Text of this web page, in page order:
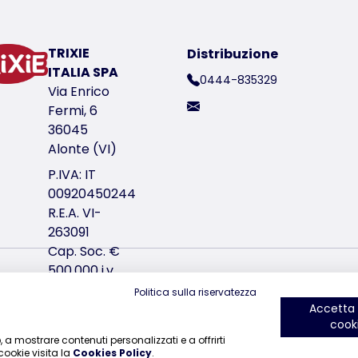
del prodotto 31296
complementare per animali</td></tr></table> </td></
(incl. 2 % prezzemolo), ortaggi, glicole propilenico
TRIXIE
ITALIA SPA
Via Enrico
Fermi, 6
36045
Alonte (VI)
P.IVA: IT
00920450244
R.E.A. VI-
263091
Cap. Soc. €
500.000 i.v.
Distribuzione
0444-835329
ci trovi su Instagramci trovi su Facebookci trovi su YouTube
Politica sulla riservatezza
a mostrare contenuti personalizzati e a offrirti
visita la Cookies Policy.
Accetta